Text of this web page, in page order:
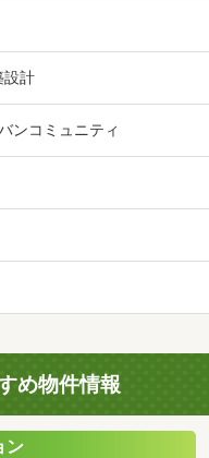
設計
ンコミュニティ
め物件情報
ン